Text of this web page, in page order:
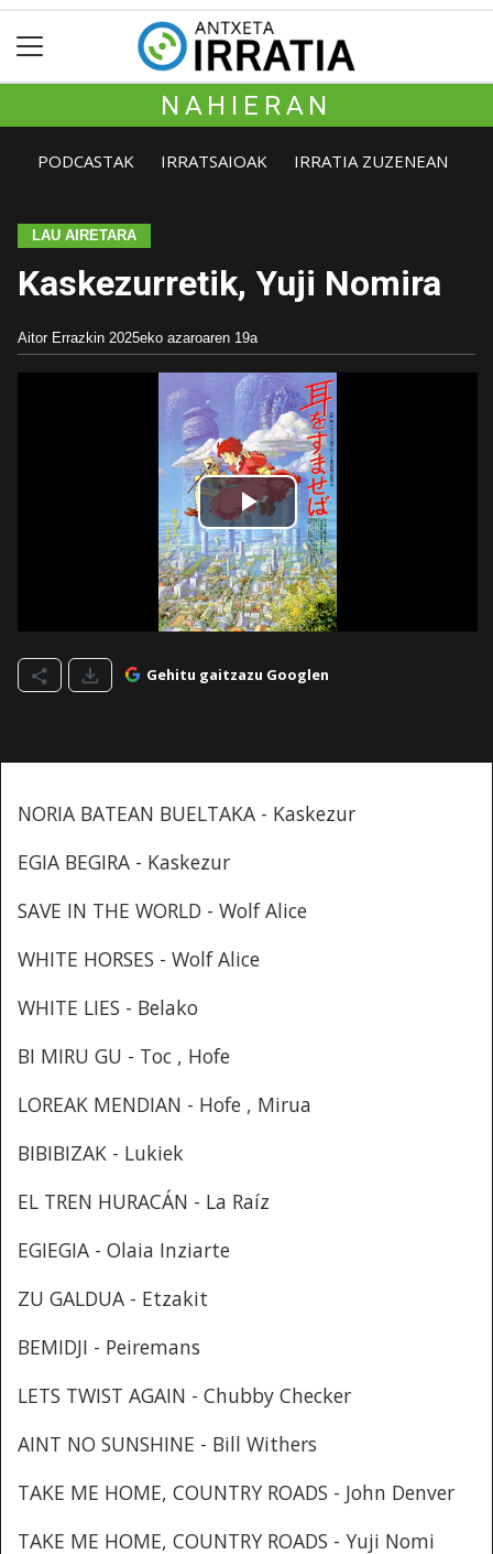
NAHIERAN
PODCASTAK IRRATSAIOAK IRRATIA ZUZENEAN
LAU AIRETARA
Kaskezurretik, Yuji Nomira
Aitor Errazkin 2025eko azaroaren 19a
Gehitu gaitzazu Googlen
NORIA BATEAN BUELTAKA - Kaskezur
EGIA BEGIRA - Kaskezur
SAVE IN THE WORLD - Wolf Alice
WHITE HORSES - Wolf Alice
WHITE LIES - Belako
BI MIRU GU - Toc , Hofe
LOREAK MENDIAN - Hofe , Mirua
BIBIBIZAK - Lukiek
EL TREN HURACÁN - La Raíz
EGIEGIA - Olaia Inziarte
ZU GALDUA - Etzakit
BEMIDJI - Peiremans
LETS TWIST AGAIN - Chubby Checker
AINT NO SUNSHINE - Bill Withers
TAKE ME HOME, COUNTRY ROADS - John Denver
TAKE ME HOME, COUNTRY ROADS - Yuji Nomi